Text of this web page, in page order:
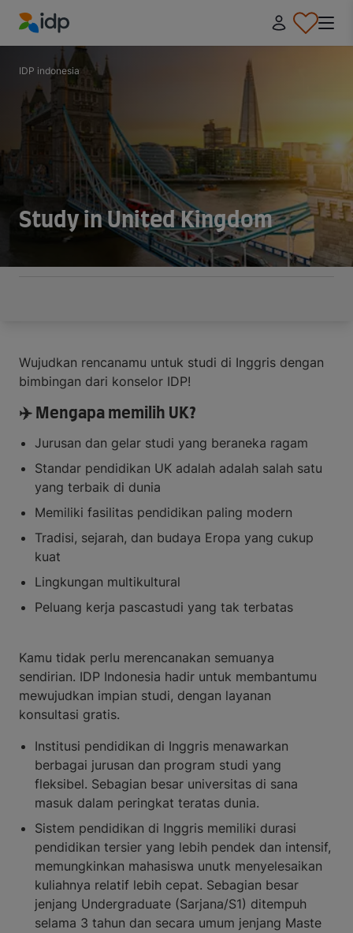
IDP Education
IDP indonesia
Study in United Kingdom
Wujudkan rencanamu untuk studi di Inggris dengan
bimbingan dari konselor IDP!
✈️ Mengapa memilih UK?
Jurusan dan gelar studi yang beraneka ragam
Standar pendidikan UK adalah adalah salah satu
yang terbaik di dunia
Memiliki fasilitas pendidikan paling modern
Tradisi, sejarah, dan budaya Eropa yang cukup
kuat
Lingkungan multikultural
Peluang kerja pascastudi yang tak terbatas
Kamu tidak perlu merencanakan semuanya
sendirian. IDP Indonesia hadir untuk membantumu
mewujudkan impian studi, dengan layanan
konsultasi gratis.
Institusi pendidikan di Inggris menawarkan
berbagai jurusan dan program studi yang
fleksibel. Sebagian besar universitas di sana
masuk dalam peringkat teratas dunia.
Sistem pendidikan di Inggris memiliki durasi
pendidikan tersier yang lebih pendek dan intensif,
memungkinkan mahasiswa unutk menyelesaikan
kuliahnya relatif lebih cepat. Sebagian besar
jenjang Undergraduate (Sarjana/S1) ditempuh
selama 3 tahun dan secara umum jenjang Maste